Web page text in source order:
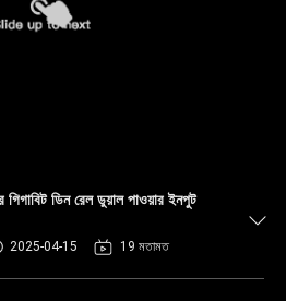
গিগাবিট ডিন রেল ডুয়াল পাওয়ার ইনপুট
2025-04-15 19 মতামত